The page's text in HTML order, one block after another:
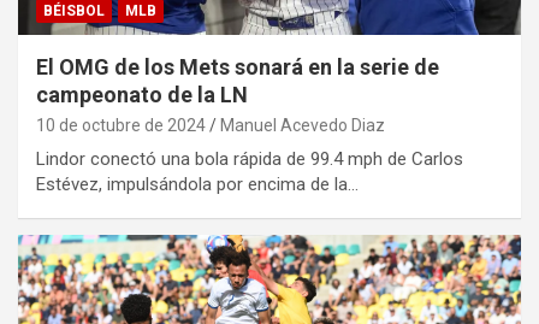
BÉISBOL MLB
El OMG de los Mets sonará en la serie de
campeonato de la LN
10 de octubre de 2024 Manuel Acevedo Diaz
Lindor conectó una bola rápida de 99.4 mph de Carlos
Estévez, impulsándola por encima de la…